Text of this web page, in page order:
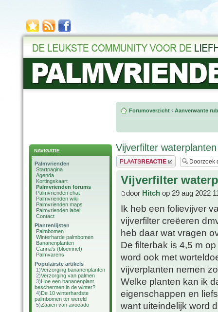
NAVIGATIE
Palmvrienden
Startpagina
Agenda
Kortingskaart
Palmvrienden forums
Palmvrienden chat
Palmvrienden wiki
Palmvrienden maps
Palmvrienden label
Contact
Plantenlijsten
Palmbomen
Winterharde palmbomen
Bananenplanten
Canna's (bloemriet)
Palmvarens
Populairste artikels
1)Verzorging bananenplanten
2)Verzorging van palmen
3)Hoe een bananenplant
beschermen in de winter?
4)De 10 winterhardste
palmbomen ter wereld
5)Zaaien van avocado
Forumoverzicht ‹ Aanverwante
Vijverfilter waterplanten
Plaats een reactie
Vijverfilter
door Hitch op 29 aug 2022
Ik heb een folievijver
vijverfilter creëeren
heb daar wat vragen
De filterbak is 4,5 m
word ook met
vijverplanten nemen
Welke planten kan ik
eigenschappen en
want uiteindelijk word